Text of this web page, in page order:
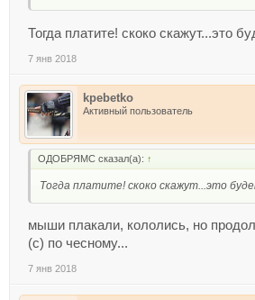
Тогда платите! скоко скажут...это
7 янв 2018
kpebetko
Активный пользователь
ОДОБРЯМС сказал(а): ↑
Тогда платите! скоко скажут...это
мыши плакали, кололись, но
(с) по чесному...
7 янв 2018